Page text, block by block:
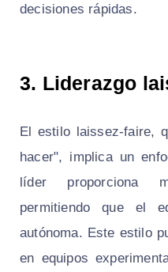
decisiones rápidas.
3. Liderazgo
El estilo laissez-faire,
hacer", implica un
líder proporciona
permitiendo que el
autónoma. Este estilo
en equipos